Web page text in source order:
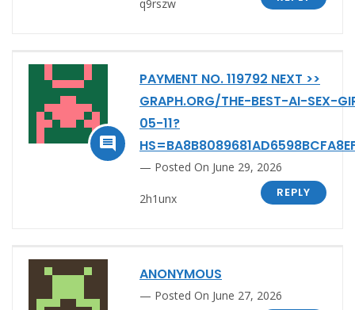
q9rszw

PAYMENT NO. 119792 NEXT >>
GRAPH.ORG/THE-BEST-AI-SEX-
05-11?
Posted On June 29, 2026
REPLY
2h1unx
ANONYMOUS
Posted On June 27, 2026